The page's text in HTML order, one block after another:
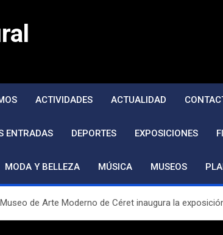
ACTIVIDADES ACTUALIDAD
ENTRADAS DEPORTES EXPOSICIONES
MODA Y BELLEZA MÚSICA MUSEOS
de Arte Moderno de Céret inaugura la